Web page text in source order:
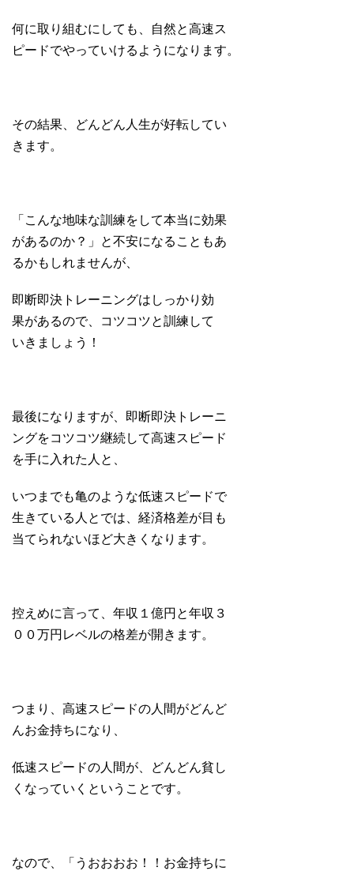
何に取り組むにしても、自然と高速ス
ピードでやっていけるようになります。
その結果、どんどん人生が好転してい
きます。
「こんな地味な訓練をして本当に効果
があるのか？」と不安になることもあ
るかもしれませんが、
即断即決トレーニングはしっかり効
果があるので、コツコツと訓練して
いきましょう！
最後になりますが、即断即決トレーニ
ングをコツコツ継続して高速スピード
を手に入れた人と、
いつまでも亀のような低速スピードで
生きている人とでは、経済格差が目も
当てられないほど大きくなります。
控えめに言って、年収１億円と年収３
００万円レベルの格差が開きます。
つまり、高速スピードの人間がどんど
んお金持ちになり、
低速スピードの人間が、どんどん貧し
くなっていくということです。
なので、「うおおおお！！お金持ちに